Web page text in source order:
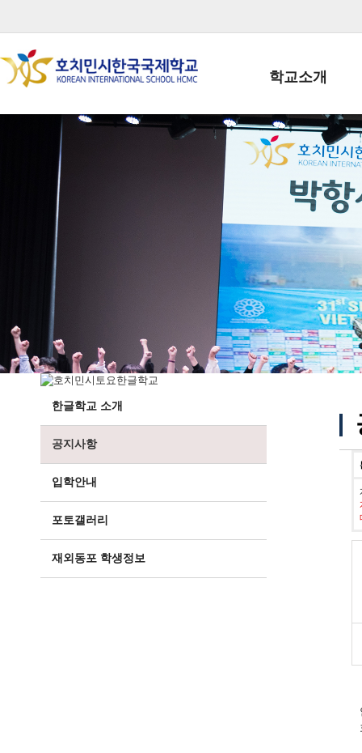
학교소개
학교장인사말
학생회장인사말
학교상징
학교 CI
교직원현황
학생현황
위치/전화
전경사진
한글학교 소개
공지사항
입학안내
포토갤러리
재외동포 학생정보